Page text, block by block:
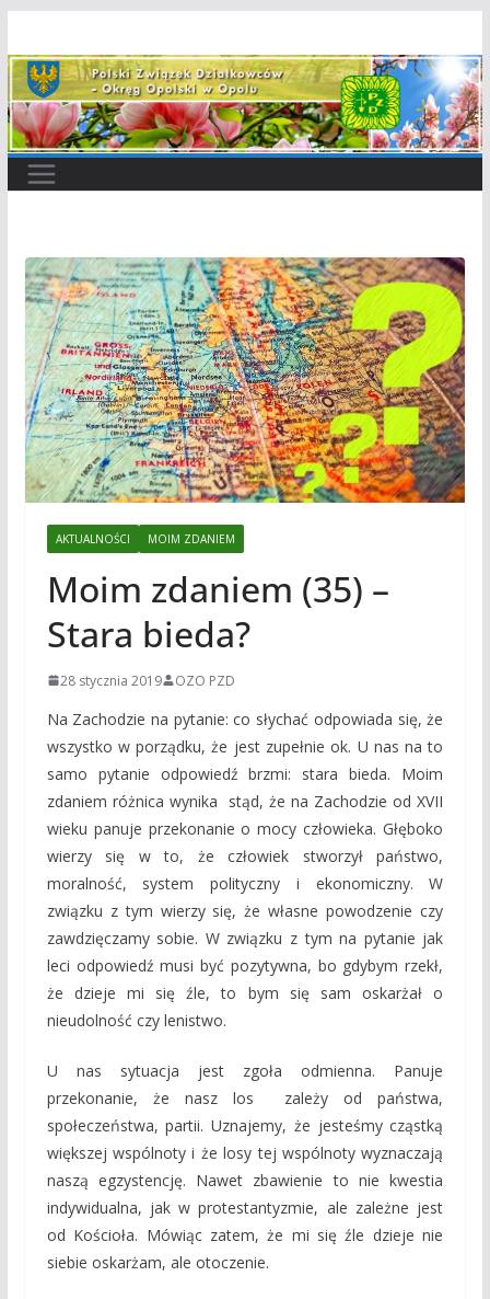
do
treści
AKTUALNOŚCI MOIM ZDANIEM
Moim zdaniem (35) –
Stara bieda?
28 stycznia 2019 OZO PZD
Na Zachodzie na pytanie: co słychać odpowiada się, że
wszystko w porządku, że jest zupełnie ok. U nas na to
samo pytanie odpowiedź brzmi: stara bieda. Moim
zdaniem różnica wynika stąd, że na Zachodzie od XVII
wieku panuje przekonanie o mocy człowieka. Głęboko
wierzy się w to, że człowiek stworzył państwo,
moralność, system polityczny i ekonomiczny. W
związku z tym wierzy się, że własne powodzenie czy
zawdzięczamy sobie. W związku z tym na pytanie jak
leci odpowiedź musi być pozytywna, bo gdybym rzekł,
że dzieje mi się źle, to bym się sam oskarżał o
nieudolność czy lenistwo.
U nas sytuacja jest zgoła odmienna. Panuje
przekonanie, że nasz los zależy od państwa,
społeczeństwa, partii. Uznajemy, że jesteśmy cząstką
większej wspólnoty i że losy tej wspólnoty wyznaczają
naszą egzystencję. Nawet zbawienie to nie kwestia
indywidualna, jak w protestantyzmie, ale zależne jest
od Kościoła. Mówiąc zatem, że mi się źle dzieje nie
siebie oskarżam, ale otoczenie.